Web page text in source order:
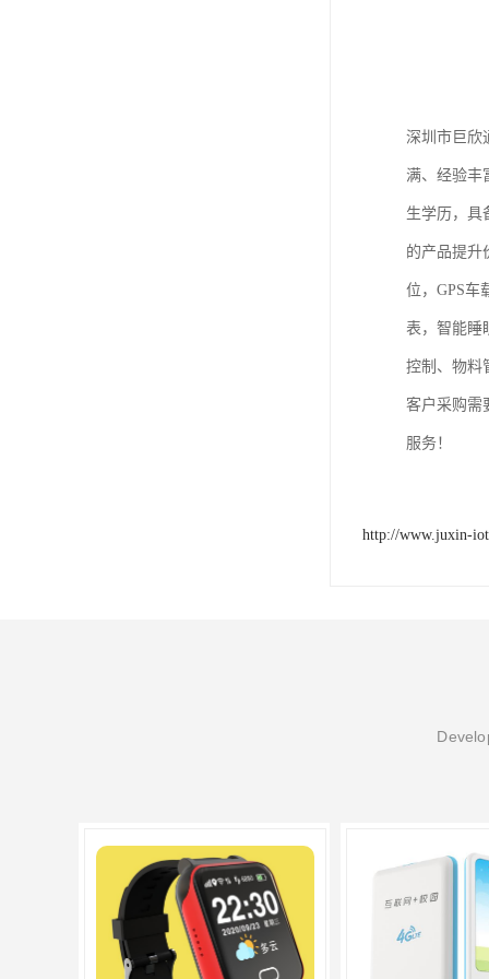
深圳市巨欣
满、经验丰
生学历，具
的产品提升
位，GPS车
表，智能睡
控制、物料
客户采购需
服务！
http://www.juxin-